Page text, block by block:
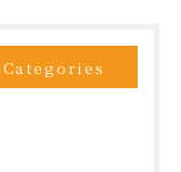
Categories